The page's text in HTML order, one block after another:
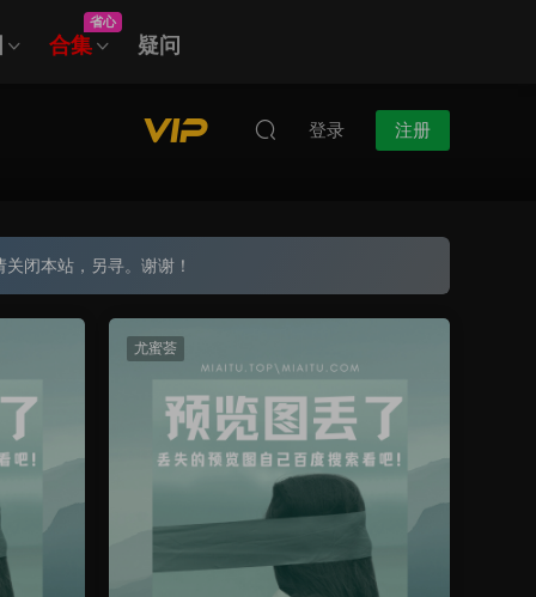
合集
省心
疑问
登录 注册
闭本站，另寻。谢谢！
尤蜜荟